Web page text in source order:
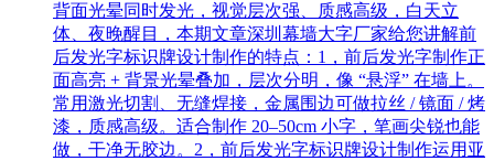
背面光晕同时发光，视觉层次强、质感高级，白天立
体、夜晚醒目，本期文章深圳幕墙大字厂家给您讲解前
后发光字标识牌设计制作的特点：1，前后发光字制作正
面高亮 + 背景光晕叠加，层次分明，像 “悬浮” 在墙上。
常用激光切割、无缝焊接，金属围边可做拉丝 / 镜面 / 烤
漆，质感高级。适合制作 20–50cm 小字，笔画尖锐也能
做，干净无胶边。2，前后发光字标识牌设计制作运用亚